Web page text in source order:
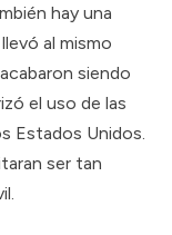
hay una
al mismo
siendo
el uso de las
Estados Unidos.
ser tan